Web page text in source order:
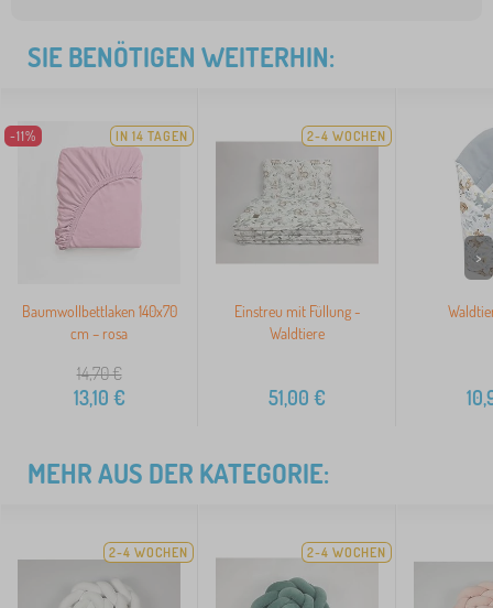
SIE BENÖTIGEN WEITERHIN:
-11% IN 14 TAGEN
Baumwollbettlaken 140x70
cm – rosa
14,70€
13,10 €
2-4 WOCHEN
Einstreu mit Füllung -
Waldtiere
51,00 €
>
MEHR AUS DER KATEGORIE:
2-4 WOCHEN 2-4 WOCHEN